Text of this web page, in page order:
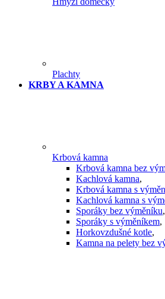
Plachty
KRBY A KAMNA
Krbová kamna
Krbová kamna bez
Kachlová kamna,
Krbová kamna s
Kachlová kamna s
Sporáky bez výměníku,
Sporáky s výměníkem,
Horkovzdušné kotle,
Kamna na pelety bez